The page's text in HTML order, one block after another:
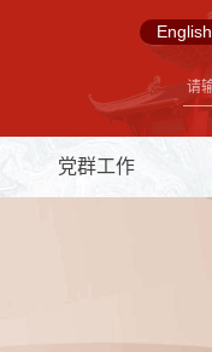
English
党群工作